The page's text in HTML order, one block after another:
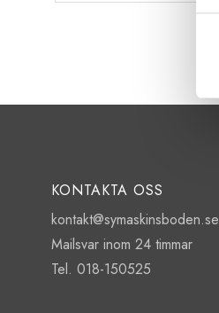
KONTAKTA OSS
kontakt@symaskinsboden.se
Mailsvar inom 24 timmar
Tel. 018-150525